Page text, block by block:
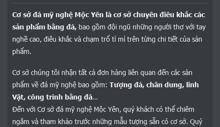
Cơ sở đá mỹ nghệ Mộc Yên là cơ sở chuyên điêu khắc các
sản phẩm bằng đá, bao gồm đội ngũ những người thợ với tay
nghề cao, điêu khắc và chạm trổ tỉ mỉ trên từng chi tiết của sản
phẩm.
Cơ sở chúng tôi nhận tất cả đơn hàng liên quan đến các sản
phẩm về đá mỹ nghệ bao gồm: Tượng đá, chân dung, linh
Vật, công trình bằng đá…
Đến với Cơ sở đá mỹ nghệ Mộc Yên, quý khách có thể chiêm
ngắm và tham khảo trước những mẫu tượng sẵn có cơ sở. Quý